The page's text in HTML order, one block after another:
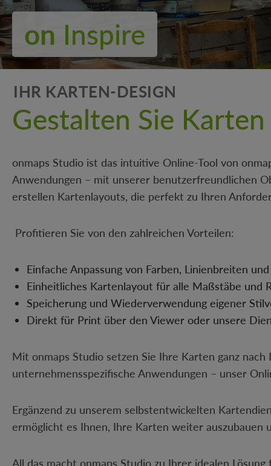
on Inspire
IHR KARTEN-DESIGN
Gestalten Sie
onmaps Studio ist das intuitive Online-Tool von
Anwendungen – mit unserer benutzerfreundlichen
erstellen Kartenlayouts, die perfekt zu Ihren
Profitieren Sie von den zahlreichen Vorteilen:
Einfache Anpassung von Farben, Linienbreiten
Einheitliches Kartenlayout für alle Maßstäbe und
Speicherung und Wiederverwendung eigener
Direkt für Print über den Viewer oder unsere
Mit onmaps Studio setzen Sie Ihre Karten ganz
unternehmensspezifische Anwendungen – unser
Ergänzend zu unserem selbstentwickelten
ermöglicht es Ihnen, Ihre Karten weiter auszubauen
All das macht onmaps Studio zu Ihrer idealen